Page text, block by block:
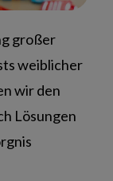
großer
weiblicher
wir den
Lösungen